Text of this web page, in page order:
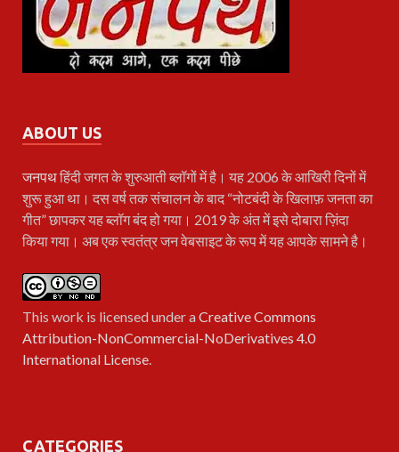
ABOUT US
जनपथहिंदी जगत के शुरुआती ब्लॉगों में है। यह 2006 के आखिरी दिनों में
शुरू हुआ था। दस वर्ष तक संचालन के बाद “नोटबंदी के खिलाफ़ जनता का
गीत” छापकर यह ब्लॉग बंद हो गया। 2019 के अंत में इसे दोबारा ज़िंदा
किया गया। अब एक स्वतंत्र जन वेबसाइट के रूप में यह आपके सामने है।
This work is licensed under aCreative Commons
Attribution-NonCommercial-NoDerivatives 4.0
International License
CATEGORIES